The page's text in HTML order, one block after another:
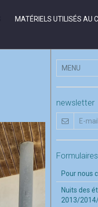
MATÉRIELS UTILISÉS AU
newsletter
Pour nous
Nuits des
2013/